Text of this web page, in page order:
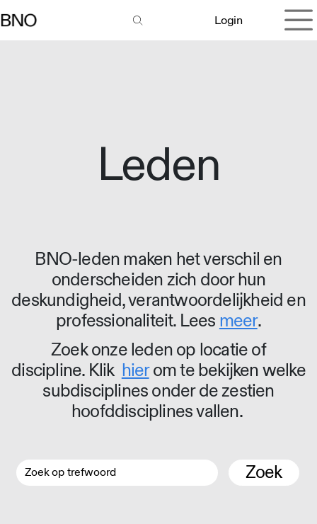
Login
Leden
BNO-leden maken het verschil en
onderscheiden zich door hun
deskundigheid, verantwoordelijkheid en
professionaliteit. Lees meer.
Zoek onze leden op locatie of
discipline. Klik hierom te bekijken welke
subdisciplines onder de zestien
hoofddisciplines vallen.
Zoek